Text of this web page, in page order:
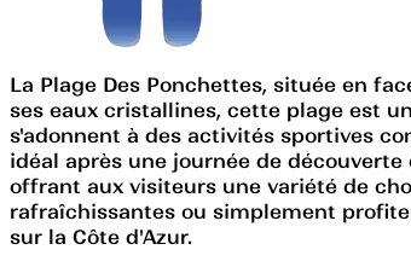
La Plage Des Ponchettes, située en
ses eaux cristallines, cette plage est
s'adonnent à des activités sportives
idéal après une journée de
offrant aux visiteurs une variété de
rafraîchissantes ou simplement
sur la Côte d'Azur.